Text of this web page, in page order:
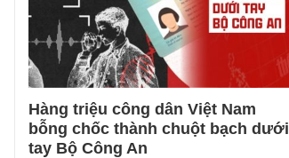
Hàng triệu công dân Việt Nam
bỗng chốc thành chuột bạch dưới
tay Bộ Công An